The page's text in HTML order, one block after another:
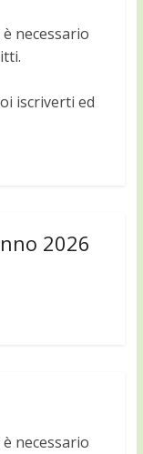
necessario
iscriverti ed
2026
necessario